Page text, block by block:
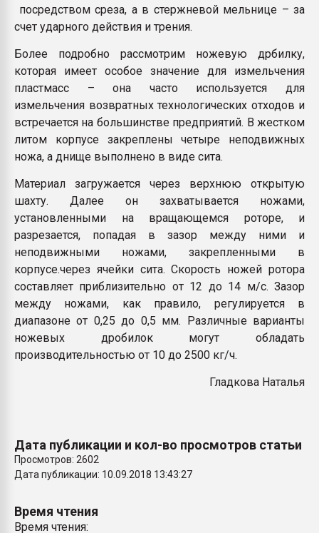
посредством среза, а в стержневой мельнице – за
счет ударного действия и трения.
Более подробно рассмотрим ножевую дрбилку,
которая имеет особое значение для измельчения
пластмасс – она часто используется для
измельчения возвратных технологических отходов и
встречается на большинстве предприятий. В жестком
литом корпусе закреплены четыре неподвижных
ножа, а днище выполнено в виде сита.
Материал загружается через верхнюю открытую
шахту. Далее он захватывается ножами,
установленными на вращающемся роторе, и
разрезается, попадая в зазор между ними и
неподвижными ножами, закрепленными в
корпусе.через ячейки сита. Скорость ножей ротора
составляет приблизительно от 12 до 14 м/с. Зазор
между ножами, как правило, регулируется в
диапазоне от 0,25 до 0,5 мм. Различные варианты
ножевых дробилок могут обладать
производительностью от 10 до 2500 кг/ч.
Гладкова Наталья
Дата публикации и кол-во просмотров статьи
Просмотров: 2602
Дата публикации: 10.09.2018 13:43:27
Время чтения
Время чтения: